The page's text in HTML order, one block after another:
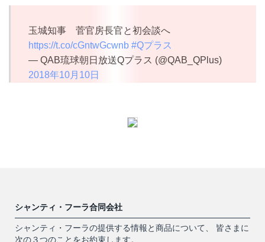
玉城知事 菅官房長官と初会談へ
https://t.co/cGntwGcwnb #Qプラス
— QAB琉球朝日放送Qプラス (@QAB_QPlus)
2018年10月10日
シャンティ・フーラ合同会社
シャンティ・フーラの提供する情報と商品について、 皆さまに
次の３つのことをお約束します。